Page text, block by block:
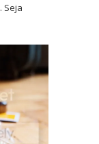
. Seja